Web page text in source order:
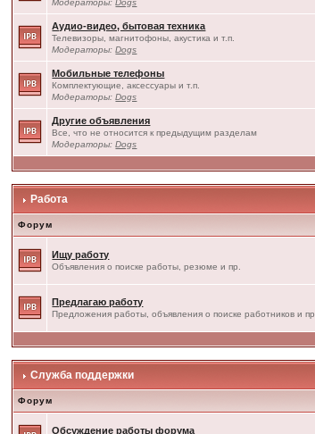
Модераторы:Dogs
Аудио-видео, бытовая техника
Телевизоры, магнитофоны, акустика и т.п.
Модераторы:Dogs
Мобильные телефоны
Комплектующие, аксессуары и т.п.
Модераторы:Dogs
Другие объявления
Все, что не относится к предыдущим разделам
Модераторы:Dogs
Работа
Форум
Ищу работу
Объявления о поиске работы, резюме и пр.
Предлагаю работу
Предложения работы, объявления о поиске работников и пр.
Служба поддержки
Форум
Обсуждение работы форума